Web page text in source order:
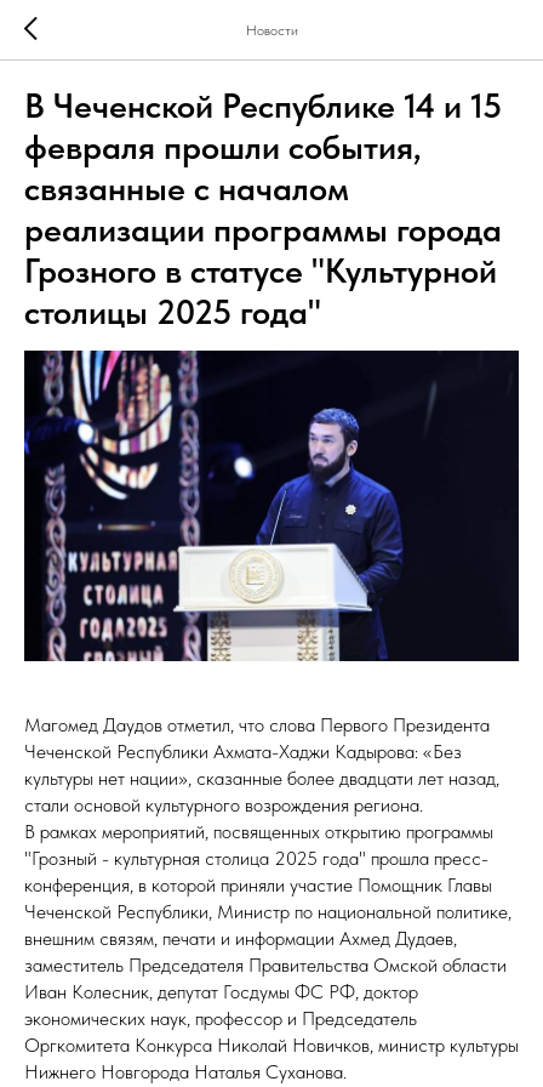
Новости
В Чеченской Республике 14 и 15
февраля прошли события,
связанные с началом
реализации программы города
Грозного в статусе "Культурной
столицы 2025 года"
Магомед Даудов отметил, что слова Первого Президента
Чеченской Республики Ахмата-Хаджи Кадырова: «Без
культуры нет нации», сказанные более двадцати лет назад,
стали основой культурного возрождения региона.
В рамках мероприятий, посвященных открытию программы
"Грозный - культурная столица 2025 года" прошла пресс-
конференция, в которой приняли участие Помощник Главы
Чеченской Республики, Министр по национальной политике,
внешним связям, печати и информации Ахмед Дудаев,
заместитель Председателя Правительства Омской области
Иван Колесник, депутат Госдумы ФС РФ, доктор
экономических наук, профессор и Председатель
Оргкомитета Конкурса Николай Новичков, министр культуры
Нижнего Новгорода Наталья Суханова.